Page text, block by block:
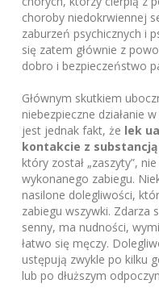
choroby niedokrwiennej
zaburzeń psychicznych i
się zatem głównie z
dobro i bezpieczeństwo
Głównym skutkiem
niebezpieczne działanie
jest jednak fakt, że lek
kontakcie z
który został „zaszyty”,
wykonanego zabiegu.
nasilone dolegliwości,
zabiegu wszywki. Zdarza
senny, ma nudności,
łatwo się męczy.
ustępują zwykle po kilku
lub po dłuższym